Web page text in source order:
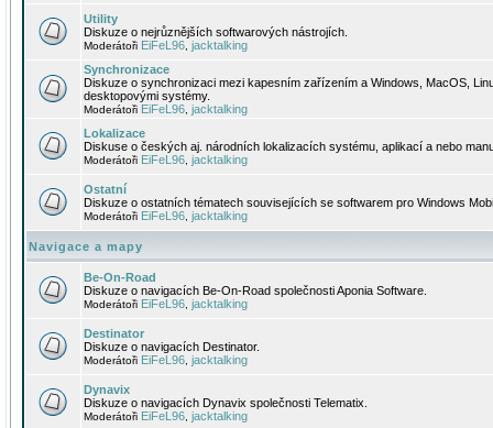
Utility
Diskuze o nejrůznějších softwarových nástrojích.
Moderátoři EiFeL96 jacktalking
Synchronizace
Diskuze o synchronizaci mezi kapesním zařízením a Windows, MacOS,
desktopovými systémy.
Moderátoři EiFeL96 jacktalking
Lokalizace
Diskuse o českých aj. národních lokalizacích systému, aplikací a nebo
Moderátoři EiFeL96 jacktalking
Ostatní
Diskuze o ostatních tématech souvisejících se softwarem pro Windows
Moderátoři EiFeL96 jacktalking
Navigace a mapy
Be-On-Road
Diskuze o navigacích Be-On-Road společnosti Aponia Software.
Moderátoři EiFeL96 jacktalking
Destinator
Diskuze o navigacích Destinator.
Moderátoři EiFeL96 jacktalking
Dynavix
Diskuze o navigacích Dynavix společnosti Telematix.
Moderátoři EiFeL96 jacktalking